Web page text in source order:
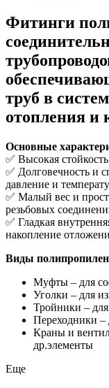
Фитинги
труб в
отопления и
Основные
✅ Высокая
✅ Долговечность и
давление и
✅ Малый вес и
резьбовых
✅ Гладкая
накопление
Виды
Муфты – для
Уголки – для
Тройники –
Переходники –
Краны и
др.элементы
Еще